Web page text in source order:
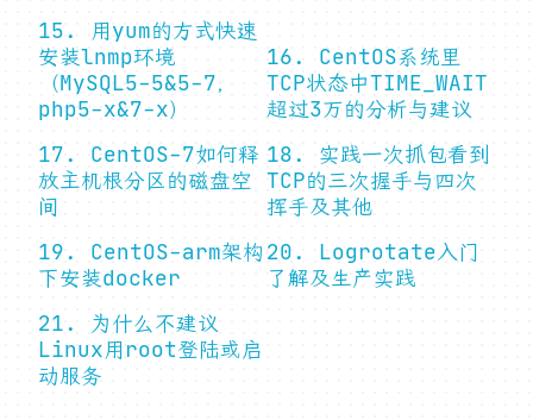
15. 用yum的方式快速
安装lnmp环境
（MySQL5-5&5-7，
php5-x&7-x）
16. CentOS系统里
TCP状态中TIME_WAIT
超过3万的分析与建议
17. CentOS-7如何释
放主机根分区的磁盘空
间
18. 实践一次抓包看到
TCP的三次握手与四次
挥手及其他
19. CentOS-arm架构
下安装docker
20. Logrotate入门
了解及生产实践
21. 为什么不建议
Linux用root登陆或启
动服务